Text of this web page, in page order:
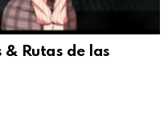
Rutas de las